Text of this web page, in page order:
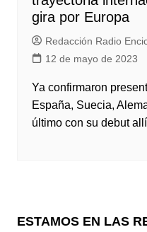
gira por Europa
Redacción Radio
12 de mayo de 2023
Ya confirmaron
España, Suecia,
último con su debut
ESTAMOS EN LAS